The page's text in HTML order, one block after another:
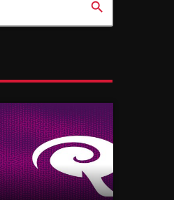
search